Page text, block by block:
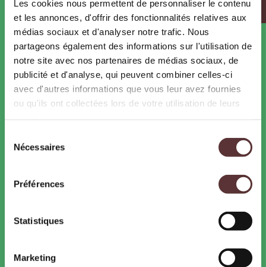
Les cookies nous permettent de personnaliser le contenu
et les annonces, d'offrir des fonctionnalités relatives aux
médias sociaux et d'analyser notre trafic. Nous
partageons également des informations sur l'utilisation de
notre site avec nos partenaires de médias sociaux, de
publicité et d'analyse, qui peuvent combiner celles-ci
avec d'autres informations que vous leur avez fournies
ou qu'ils ont collectées lors de votre utilisation de leurs
Nécessaires
Préférences
Statistiques
Marketing
Les métiers du zoo
PARTENAIRES
Pass Ardèche
Hébergeurs
: Attention, présence de pentes
supérieures à 20%, fauteuil électrique conseillé.